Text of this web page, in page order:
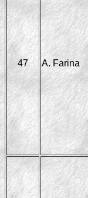
47 A. Farina